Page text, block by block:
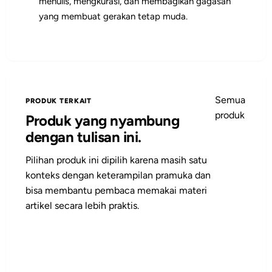
yang membuat gerakan tetap muda.
PRODUK TERKAIT
Produk yang nyambung
dengan tulisan ini.
Pilihan produk ini dipilih karena masih satu
konteks dengan keterampilan pramuka dan
bisa membantu pembaca memakai materi
artikel secara lebih praktis.
Semua
produk